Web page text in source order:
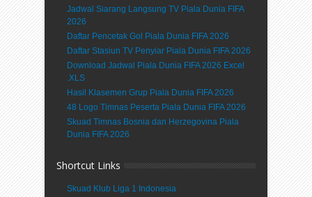
Jadwal Siarang Langsung TV Piala Dunia FIFA
2026
Daftar Pencetak Gol Piala Dunia FIFA 2026
Daftar Stasiun TV Penyiar Piala Dunia FIFA 2026
Download Jadwal Piala Dunia FIFA 2026 Excel
.XLS
Hasil Klasemen Grup Piala Dunia FIFA 2026
48 Logo Timnas Peserta Piala Dunia FIFA 2026
Skuad Timnas Bosnia dan Herzegovina Piala
Dunia FIFA 2026
Shortcut Links
Skuad Klub Liga 1 Indonesia